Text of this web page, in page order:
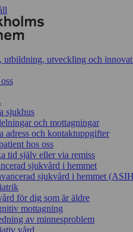
utbildning, utveckling och
sjukhus
och mottagningar
adress och kontaktuppgifter
hos oss
tid själv eller via remiss
sjukvård i hemmet
sjukvård i hemmet
för dig som är äldre
mottagning
av minnesproblem
vård